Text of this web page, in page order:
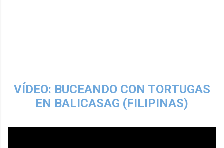
VÍDEO: BUCEANDO CON TORTUGAS
EN BALICASAG (FILIPINAS)